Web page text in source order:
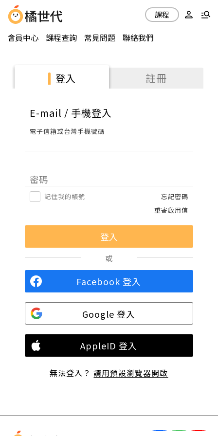
會員中心 課程查詢 常見問題 聯絡我們
課程
登入 註冊
E-mail / 手機登入
電子信箱或台灣手機號碼
密碼
記住我的帳號
忘記密碼
重寄啟用信
或
Facebook 登入
Google 登入
AppleID 登入
無法登入？請用預設瀏覽器開啟